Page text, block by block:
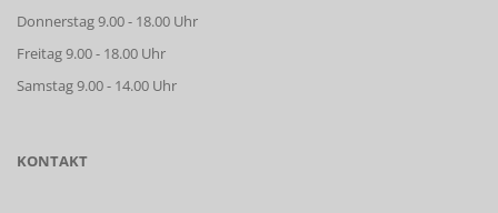
Donnerstag 9.00 - 18.00 Uhr
Freitag 9.00 - 18.00 Uhr
Samstag 9.00 - 14.00 Uhr
KONTAKT